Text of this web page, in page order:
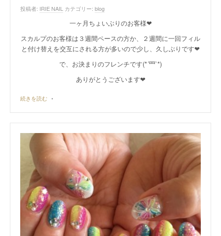
投稿者: IRIE NAIL カテゴリー: blog
一ヶ月ちょいぶりのお客様❤︎
スカルプのお客様は３週間ペースの方か、２週間に一回フィル
と付け替えを交互にされる方が多いので少し、久しぶりです❤︎
で、お決まりのフレンチです(*´罒`*)
ありがとうございます❤︎
続きを読む •